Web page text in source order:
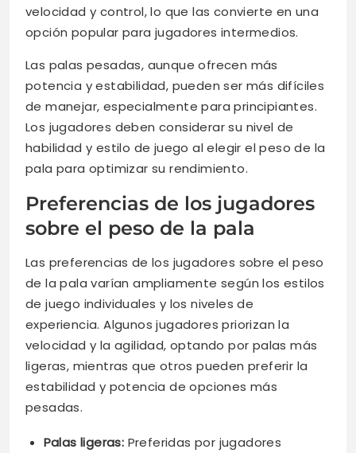
velocidad y control, lo que las convierte en una
opción popular para jugadores intermedios.
Las palas pesadas, aunque ofrecen más
potencia y estabilidad, pueden ser más difíciles
de manejar, especialmente para principiantes.
Los jugadores deben considerar su nivel de
habilidad y estilo de juego al elegir el peso de la
pala para optimizar su rendimiento.
Preferencias de los jugadores
sobre el peso de la pala
Las preferencias de los jugadores sobre el peso
de la pala varían ampliamente según los estilos
de juego individuales y los niveles de
experiencia. Algunos jugadores priorizan la
velocidad y la agilidad, optando por palas más
ligeras, mientras que otros pueden preferir la
estabilidad y potencia de opciones más
pesadas.
Palas ligeras: Preferidas por jugadores